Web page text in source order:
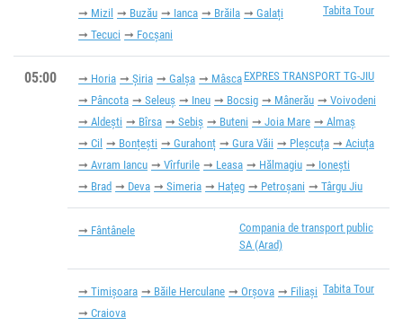
Tabita Tour
Mizil Buzău Ianca Brăila
Galați
Tecuci
Focșani
05:00 EXPRES TRANSPORT TG-JIU
Horia Şiria Galşa
Mâsca
Pâncota
Seleuș Ineu Bocsig Mânerău
Voivodeni
Aldești
Bîrsa Sebiș Buteni Joia Mare
Almaș
Cil
Bonțești Gurahonț Gura Văii Pleșcuța
Aciuța
Avram Iancu
Vîrfurile Leasa Hălmagiu
Ionești
Brad
Deva Simeria Hațeg Petroșani Târgu Jiu
Compania de transport public
SA (Arad)
Fântânele
Tabita Tour
Timișoara Băile Herculane Orșova
Filiași
Craiova